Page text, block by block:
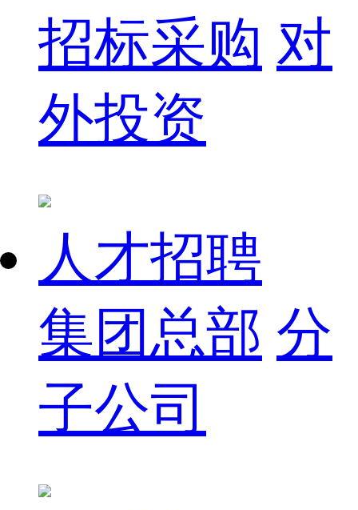
招标采购 对
外投资
人才招聘
集团总部 分
子公司